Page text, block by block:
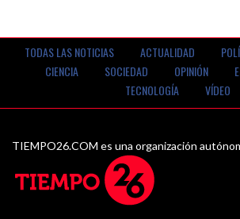
TODAS LAS NOTICIAS ACTUALIDAD
CIENCIA
SOCIEDAD OPINIÓN
TECNOLOGÍA
VÍDEO
TIEMPO26.COM es una organización